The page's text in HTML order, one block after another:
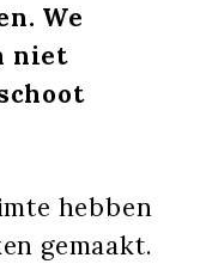
We
niet
hebben
gemaakt.